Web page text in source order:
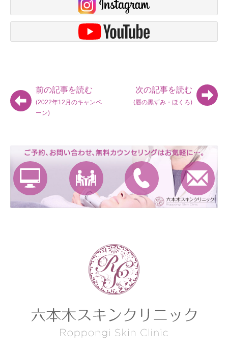
前の記事を読む
(2022年12月のキャンペ
ーン)
次の記事を読む
(唇の黒ずみ・ほくろ)